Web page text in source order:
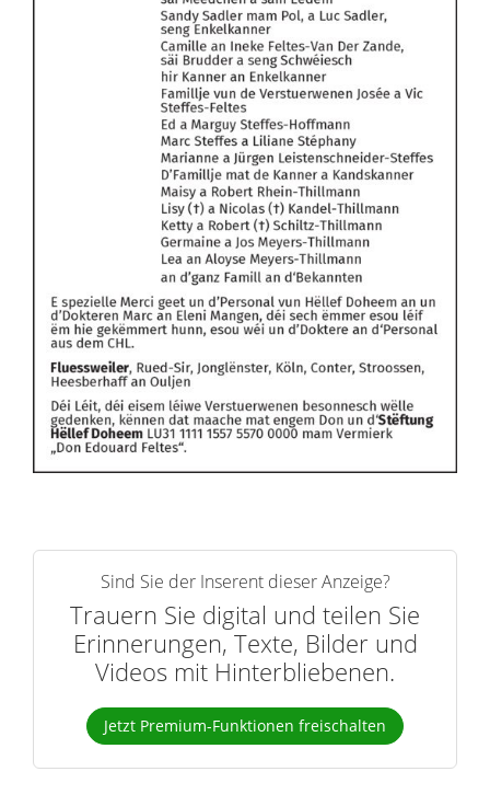
Sind Sie der Inserent dieser Anzeige?
Trauern Sie digital und teilen Sie
Erinnerungen, Texte, Bilder und
Videos mit Hinterbliebenen.
Jetzt Premium-Funktionen freischalten